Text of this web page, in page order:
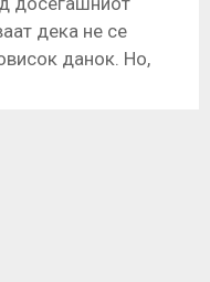
дека не се
данок. Но,